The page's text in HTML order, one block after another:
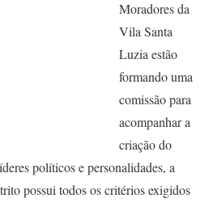
Moradores da
Vila Santa
Luzia estão
formando uma
comissão para
acompanhar a
criação do
políticos e personalidades, a
possui todos os critérios exigidos